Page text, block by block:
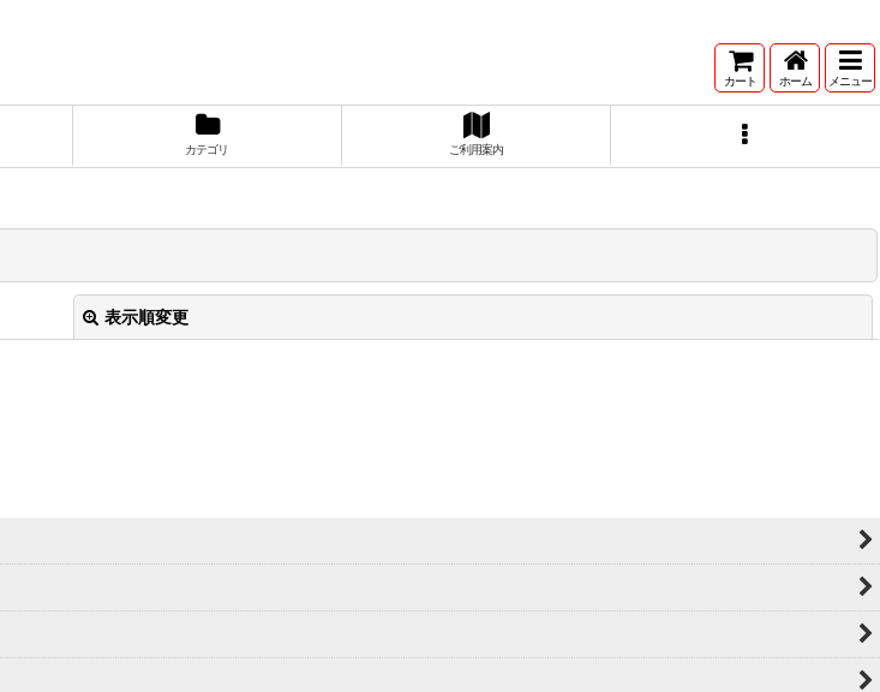
カート ホーム メニュー
カテゴリ ご利用案内
表示順変更